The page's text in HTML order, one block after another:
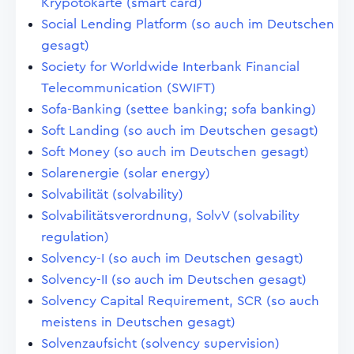
Krypotokarte (smart card)
Social Lending Platform (so auch im Deutschen
gesagt)
Society for Worldwide Interbank Financial
Telecommunication (SWIFT)
Sofa-Banking (settee banking; sofa banking)
Soft Landing (so auch im Deutschen gesagt)
Soft Money (so auch im Deutschen gesagt)
Solarenergie (solar energy)
Solvabilität (solvability)
Solvabilitätsverordnung, SolvV (solvability
regulation)
Solvency-I (so auch im Deutschen gesagt)
Solvency-II (so auch im Deutschen gesagt)
Solvency Capital Requirement, SCR (so auch
meistens in Deutschen gesagt)
Solvenzaufsicht (solvency supervision)